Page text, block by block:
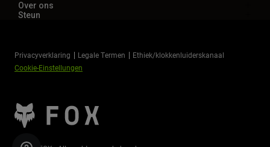
Over ons
Steun
Privacyverklaring Legale Termen
Ethiek/klokkenluiderskanaal
Cookie-Einstellungen